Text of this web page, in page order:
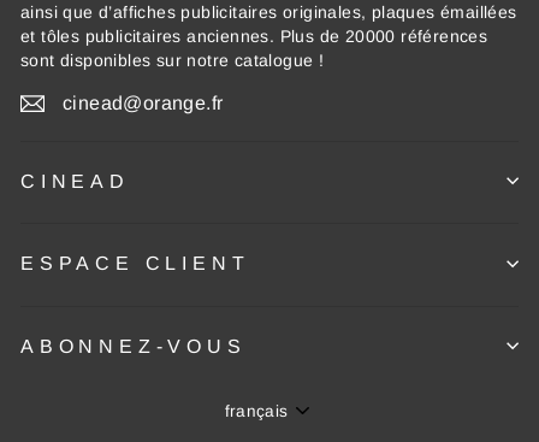
ainsi que d’affiches publicitaires originales, plaques émaillées
et tôles publicitaires anciennes. Plus de 20000 références
sont disponibles sur notre catalogue !
cinead@orange.fr
CINEAD
ESPACE CLIENT
ABONNEZ-VOUS
Langue
français